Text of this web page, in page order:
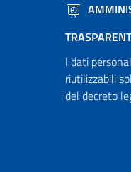
I dati
riutilizzabili
del decreto